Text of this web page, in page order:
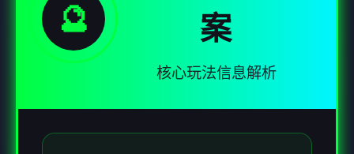
🔮
案
核心玩法信息解析